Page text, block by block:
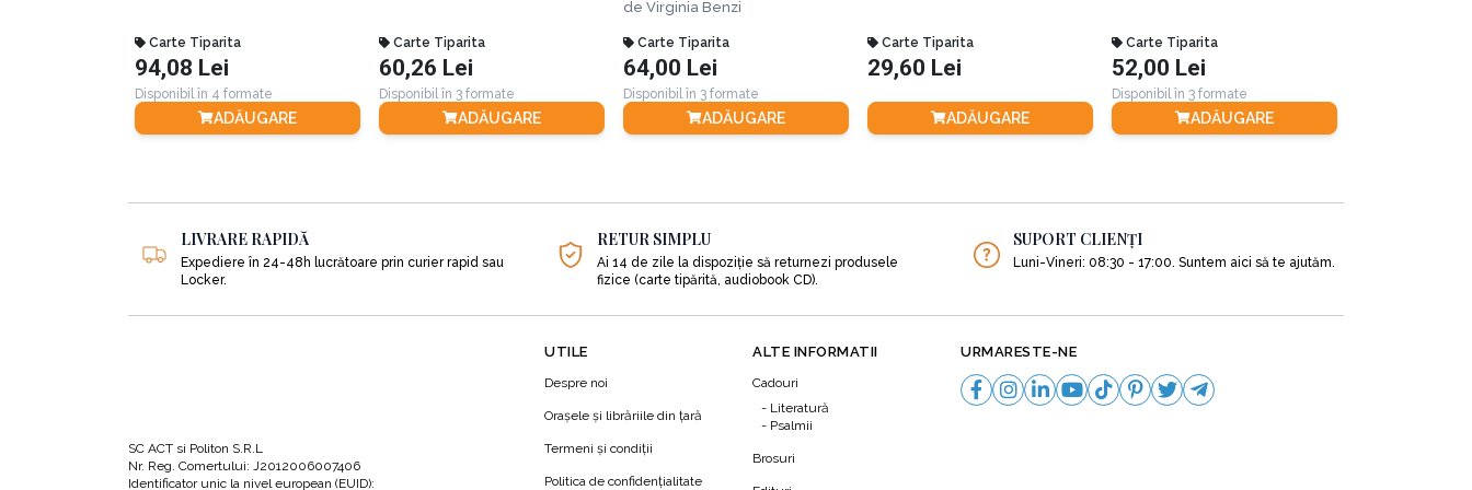
Bunătatea și ajutorul oferit celorlalți ne pot face și nouă ziua mai frumoasă.
Uneori, micile momente neprevăzute sunt cele care ne aduc cele mai mari bucurii.
Un părinte va ști întotdeauna cum să îi alunge supărarea copilului său și să îl facă să se bucure de frumusețea vieții.
„Cea mai bună zi proastă” este o carte inspirațională care îi va ajuta pe copii să vadă viața dintr-o perspectivă mai optimistă, oferindu-le instrumente pentru a
face față dificultăților de zi cu zi. Citiți împreună această carte și bucurați-vă numai de zile bune!
Carte Tiparita
94,08 Lei
Disponibil în 4 formate
ADĂUGARE
Carte Tiparita
60,26 Lei
Disponibil în 3 formate
ADĂUGARE
de Virginia Benzi
Carte Tiparita
64,00 Lei
Disponibil în 3 formate
ADĂUGARE
Carte Tiparita
29,60 Lei
ADĂUGARE
Carte Tiparita
52,00 Lei
Disponibil în 3 formate
ADĂUGARE
LIVRARE RAPIDĂ
Expediere în 24-48h lucrătoare prin curier rapid sau
Locker.
RETUR SIMPLU
Ai 14 de zile la dispoziție să returnezi produsele
fizice (carte tipărită, audiobook CD).
SUPORT CLIENȚI
Luni-Vineri: 08:30 - 17:00. Suntem aici să te ajutăm.
SC ACT si Politon S.R.L
Nr. Reg. Comertului: J2012006007406
Identificator unic la nivel european (EUID):
UTILE
Despre noi
Orașele și librăriile din țară
Termeni şi condiţii
Politica de confidenţialitate
ALTE INFORMATII
Cadouri
Literatură
Psalmii
Brosuri
URMARESTE-NE